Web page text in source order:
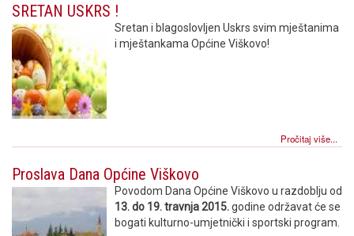
SRETAN USKRS !
Sretan i blagoslovljen Uskrs svim mještanima
i mještankama Općine Viškovo!
Pročitaj više...
Proslava Dana Općine Viškovo
Povodom Dana Općine Viškovo u razdoblju od
13. do 19. travnja 2015.godine održavat će se
bogati kulturno-umjetnički i sportski program.